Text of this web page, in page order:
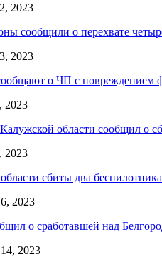
2023
сообщили о перехвате
2023
о ЧП с повреждением
2023
области сообщил о
2023
сбиты два
2023
о сработавшей над
2023